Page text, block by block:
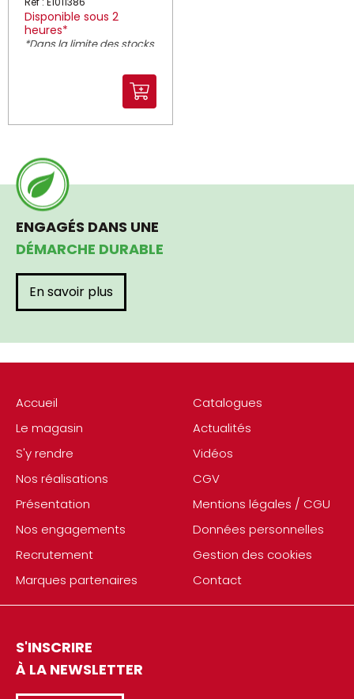
Disponible sous 2
heures*
*Dans la limite des stocks
Accueil
Le magasin
S'y rendre
Nos réalisations
Présentation
Nos engagements
Recrutement
Marques partenaires
Catalogues
Actualités
Vidéos
CGV
Mentions légales / CGU
Données personnelles
Gestion des cookies
Contact
S'INSCRIRE
À LA NEWSLETTER
ENGAGÉS DANS UNE
DÉMARCHE DURABLE
En savoir plus